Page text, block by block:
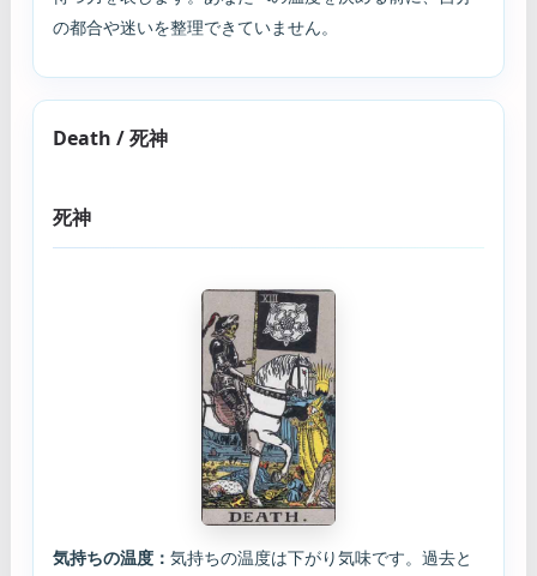
の都合や迷いを整理できていません。
Death / 死神
死神
気持ちの温度： 気持ちの温度は下がり気味です。過去と